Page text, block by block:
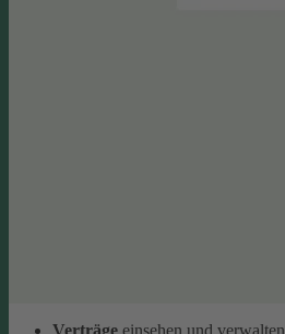
Verträge einsehen und verwalten